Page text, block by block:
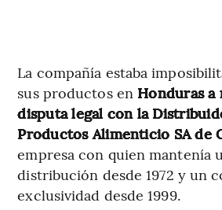
La compañía estaba
sus productos en Honduras a
disputa legal con la
Productos Alimenticio SA de
empresa con quien mantenía
distribución desde 1972 y un
exclusividad desde 1999.